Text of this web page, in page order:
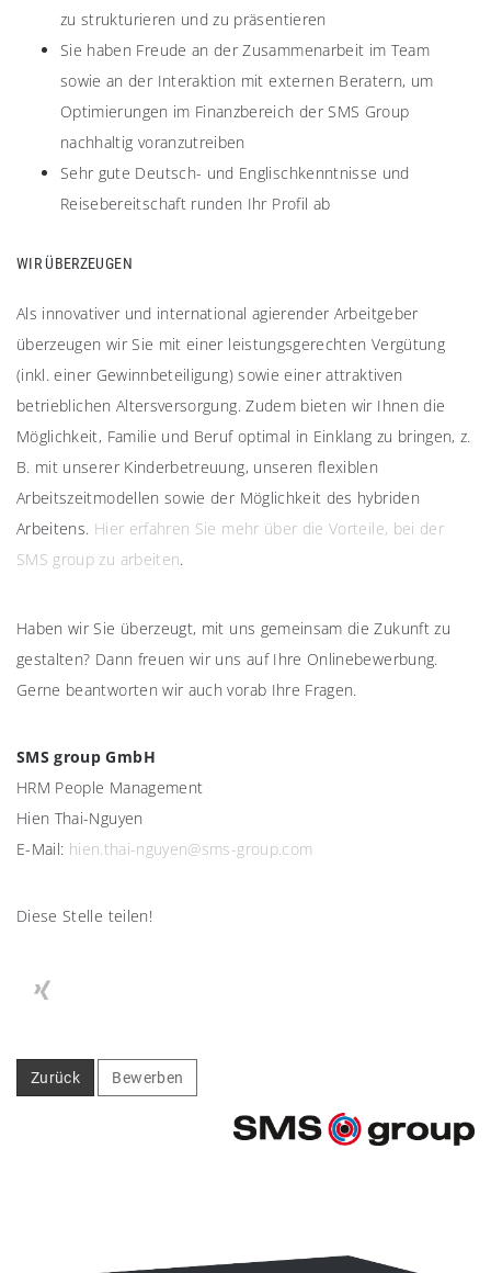
zu strukturieren und zu präsentieren
Sie haben Freude an der Zusammenarbeit im Team
sowie an der Interaktion mit externen Beratern, um
Optimierungen im Finanzbereich der SMS Group
nachhaltig voranzutreiben
Sehr gute Deutsch- und Englischkenntnisse und
Reisebereitschaft runden Ihr Profil ab
WIR ÜBERZEUGEN​
Als innovativer und international agierender Arbeitgeber
überzeugen wir Sie mit einer leistungsgerechten Vergütung
(inkl. einer Gewinnbeteiligung) sowie einer attraktiven
betrieblichen Altersversorgung. Zudem bieten wir Ihnen die
Möglichkeit, Familie und Beruf optimal in Einklang zu bringen, z.
B. mit unserer Kinderbetreuung, unseren flexiblen
Arbeitszeitmodellen sowie der Möglichkeit des hybriden
Arbeitens. Hier erfahren Sie mehr über die Vorteile, bei der
SMS group zu arbeiten.
Haben wir Sie überzeugt, mit uns gemeinsam die Zukunft zu
gestalten? Dann freuen wir uns auf Ihre Onlinebewerbung.
Gerne beantworten wir auch vorab Ihre Fragen.
SMS group GmbH
HRM People Management
Hien Thai-Nguyen
E-Mail: hien.thai-nguyen@sms-group.com
Diese Stelle teilen!
Zurück Bewerben